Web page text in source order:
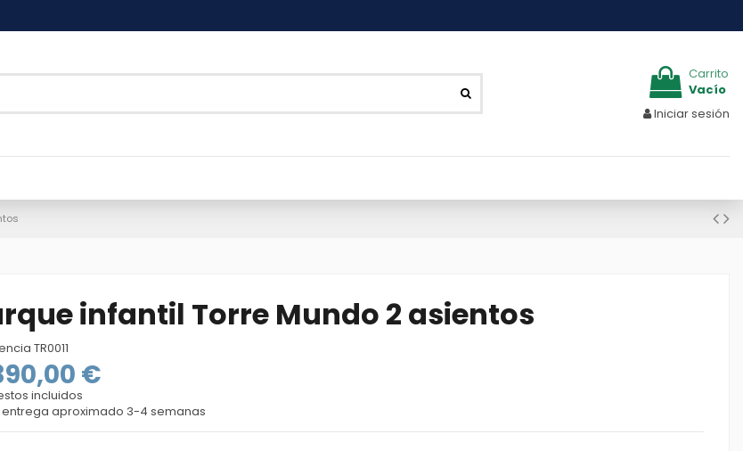
Carrito
Vacío
Iniciar sesión
infantil Torre Mundo 2 asientos
TR0011
€
incluidos
entrega aproximado 3-4 semanas